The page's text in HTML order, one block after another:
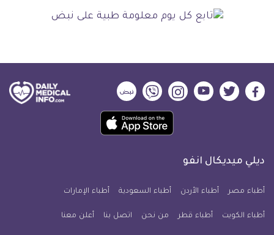
ديلي
فيسبوك
ديلي
تويتر
ديلي
ميديكال
يوتيوب
ديلي
ميديكال
انفو
ديلي
ميديكال
انفو
ديلي
ميديكال
انفو
حمل
تطبيق
معلومة
للآيفون
ديلي ميديكال انفو
أطباء مصر أطباء الأردن أطباء السعودية أطباء الإمارات
أطباء الكويت أطباء قطر من نحن اتصل بنا أعلن معنا